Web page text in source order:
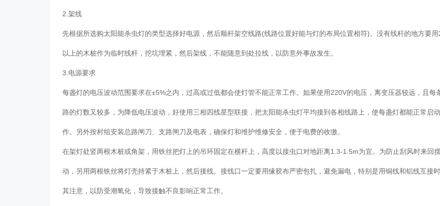
2.架线
先根据所选购太阳能杀虫灯的类型选择好电源，然后顺杆架空线路(线路位置好能与灯的布局位置相符)。没有线杆的地方要用
以上的木桩作为临时线杆，挖坑埋紧，然后架线，不能随意到处拉线，以防意外事故发生。
3.电源要求
每盏灯的电压波动范围要求在±5%之内，过高或过低都会使灯管不能正常工作。如果使用220V的电压，离变压器较远，且每
路的灯数又较多，为降低电压波动，好使用三相四线星型联接，把太阳能杀虫灯平均接到各相线路上，使每盏灯都能正常启
作。另外按村组安装总路闸刀、支路闸刀及电表，确保灯和维护维修安全，便于电费的收缴。
在架灯处竖两根木桩或角架，用铁丝把灯上的吊环固定在横杆上，高度以接虫口对地距离1.3-1.5m为宜。为防止刮风时来回
动，另用两根铁丝将灯壳持紧于木桩上，然后接线。接线口一定要用缘胶布严密包扎，避免漏电，特别是用铜线和铝线互接
其注意，以防受潮氧化，导致接触不良影响正常工作。